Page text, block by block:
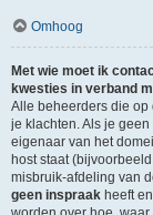
Omhoog
Met wie moet ik
kwesties in verband
Alle beheerders die op
je klachten. Als je
eigenaar van het
host staat
misbruik-afdeling van
geen inspraak heeft